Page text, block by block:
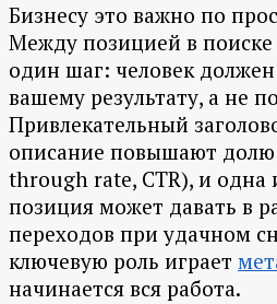
Бизнесу это важно по
Между позицией в поиске
один шаг: человек
вашему результату, а не
Привлекательный
описание повышают долю
through rate, CTR), и одна
позиция может давать в
переходов при удачном
ключевую роль играет
начинается вся работа.